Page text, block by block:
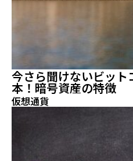
今さら聞けないビッ
本！暗号資産の特徴
仮想通貨